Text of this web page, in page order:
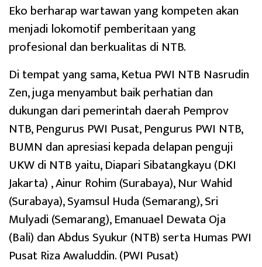
Eko berharap wartawan yang kompeten akan
menjadi lokomotif pemberitaan yang
profesional dan berkualitas di NTB.
Di tempat yang sama, Ketua PWI NTB Nasrudin
Zen, juga menyambut baik perhatian dan
dukungan dari pemerintah daerah Pemprov
NTB, Pengurus PWI Pusat, Pengurus PWI NTB,
BUMN dan apresiasi kepada delapan penguji
UKW di NTB yaitu, Diapari Sibatangkayu (DKI
Jakarta) , Ainur Rohim (Surabaya), Nur Wahid
(Surabaya), Syamsul Huda (Semarang), Sri
Mulyadi (Semarang), Emanuael Dewata Oja
(Bali) dan Abdus Syukur (NTB) serta Humas PWI
Pusat Riza Awaluddin. (PWI Pusat)